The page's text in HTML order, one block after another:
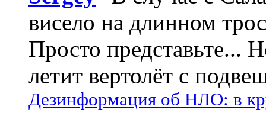
висело на длинном
Просто представьте...
летит вертолёт с
Дезинформация об НЛО: в